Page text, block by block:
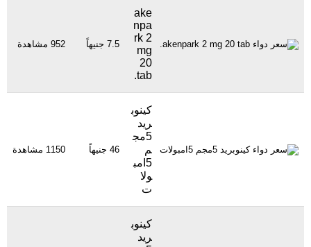
ake
npa
rk 2
mg
20
tab.
7.5 جنيهاً 952 مشاهدة
كينوب
ريد
5مج
م
5امب
ولا
ت
46 جنيهاً 1150 مشاهدة
كينوب
ريد